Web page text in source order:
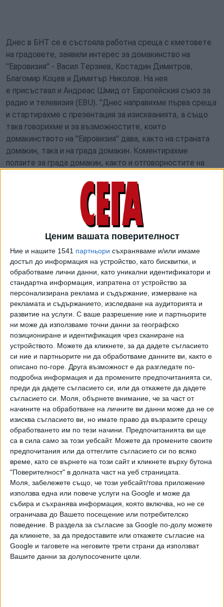
Ценим вашата поверителност
Ние и нашите 1541 партньори съхраняваме и/или имаме
достъп до информация на устройство, като бисквитки, и
обработваме лични данни, като уникални идентификатори и
стандартна информация, изпратена от устройство за
персонализирана реклама и съдържание, измерване на
рекламата и съдържанието, изследване на аудиторията и
развитие на услуги. С ваше разрешение ние и партньорите
ни може да използваме точни данни за географско
позициониране и идентификация чрез сканиране на
устройството. Можете да кликнете, за да дадете съгласието
си ние и партньорите ни да обработваме данните ви, както е
описано по-горе. Друга възможност е да разгледате по-
подробна информация и да промените предпочитанията си,
преди да дадете съгласието си, или да откажете да дадете
съгласието си.
Моля, обърнете внимание, че за част от
начините на обработване на личните ви данни може да не се
изисква съгласието ви, но имате право да възразите срещу
обработването им по тези начини. Предпочитанията ви ще
са в сила само за този уебсайт. Можете да промените своите
предпочитания или да оттеглите съгласието си по всяко
време, като се върнете на този сайт и кликнете върху бутона
"Поверителност" в долната част на уеб страницата.
Моля, забележете също, че този уебсайт/това приложение
използва една или повече услуги на Google и може да
събира и съхранява информация, която включва, но не се
ограничава до Вашето посещение или потребителско
поведение. В раздела за съгласие за Google по-долу можете
да кликнете, за да предоставите или откажете съгласие на
Google и таговете на неговите трети страни да използват
Вашите данни за долупосочените цели.
Днес в БНТ се е състояла работна среща с кметовете
на градовете, заявили интерес за домакинство на
"Евровизия" - Васил Терзиев, Костадин Димитров,
Благомир Коцев и Димитър Николов. На нея
е присъствал и Андреас Шмид от Европейския съюз за
радио и телевизия (EBU). "Днес направихме първа среща
и стартирахме с презентация за изискванията, а също
така говорихме и за възможностите, които
домакинството на "Евровизия" дава, както на страната
домакин, така и на града домакин. Коментирахме
ползите за града домакин, както и отговорностите на
"Сроковете, които са ни дадени от EBU и от
"Евровизия", са месец август. Искаме да съкратим
процедурата до месец юли. От нас зависи дали ще се
справим с това и как ще се справим. След като те
отговорят на въпросника, който ще им изпратим, и
попълнят документите с изискванията, включително
технически, включително логистични, много голям набор
от изисквания, включително за културна програма, която
градът домакин предлага, включително за място на
провеждане, съпътстваща инфраструктура и така
нататък, работна група ще оцени техните предложения.
И ще ви държим в течение оттук нататък за всяка една
стъпка", обясни Милена Милотинова.
Всеки от четирите града се надява, че има
шансове. "Това е една национална кауза и София като
столица е естественият домакин на това нещо. И тя ще
покаже, че може да бъде лидер в този процес", каза
заместник-кметът на Столичната община по
направление "Култура и туризъм" Ирина Дакова, която
също бе на срещата.
Кметът на Бургас Димитър Николов заяви, че градът ще
продължи участието си в надпреварата, но настоя
процедурата да приключи възможно най-бързо. "Тежки
са изискванията. Ние вече казахме, че сме готови да
участваме на втория кръг. Молбата ми е, ако може по-
бързо да стане ясен градът, защото предстоят
сериозни административни процедури и обществени
поръчки. Така ще спестим работно време на града,
който ще бъде избран, за да представи България